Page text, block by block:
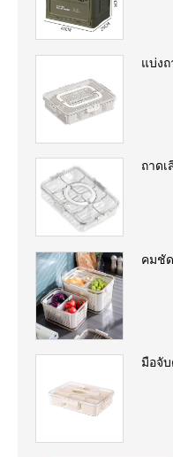
แบ่ง
ถาด
คมชั
มือจั